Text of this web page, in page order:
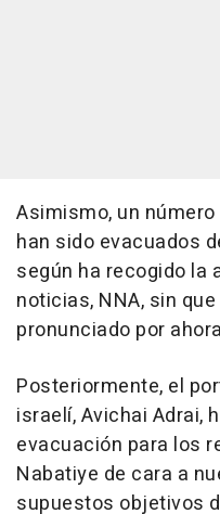
Asimismo, un
han sido evacuados
según ha recogido la
noticias, NNA, sin
pronunciado por
Posteriormente, el
israelí, Avichai Adrai,
evacuación para los
Nabatiye de cara a
supuestos objetivos